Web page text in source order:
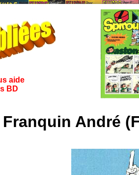
aide
BD
Franquin André